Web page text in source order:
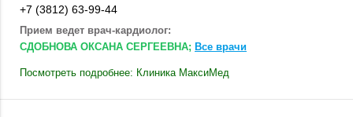
+7 (3812) 63-99-44
Прием ведет врач-кардиолог:
СДОБНОВА ОКСАНА СЕРГЕЕВНА; Все врачи
Посмотреть подробнее: Клиника МаксиМед